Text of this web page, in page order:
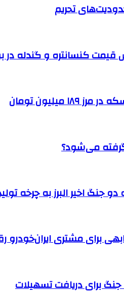
تحریم
قیمت کنسانتره و گندله در
تومان
گرفته می‌شود؟
برای مشتری ایران‌خودرو